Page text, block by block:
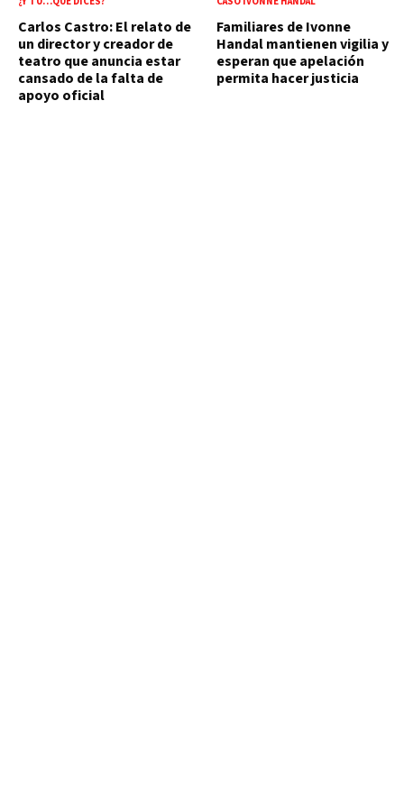
Carlos Castro: El relato de
un director y creador de
teatro que anuncia estar
cansado de la falta de
apoyo oficial
Familiares de Ivonne
Handal mantienen vigilia y
esperan que apelación
permita hacer justicia